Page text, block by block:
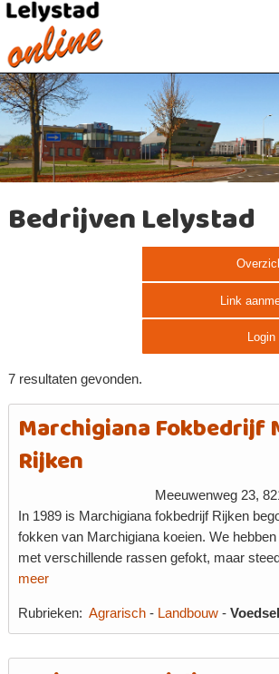
Bedrijven Lelystad
Link
Login
7 resultaten gevonden.
Marchigiana Fokbedrijf
Rijken
Meeuwenweg 23,
In 1989 is Marchigiana fokbedrijf Rijken
fokken van Marchigiana koeien. We hebben
met verschillende rassen gefokt, maar
meer
Rubrieken:Agrarisch - Landbouw -